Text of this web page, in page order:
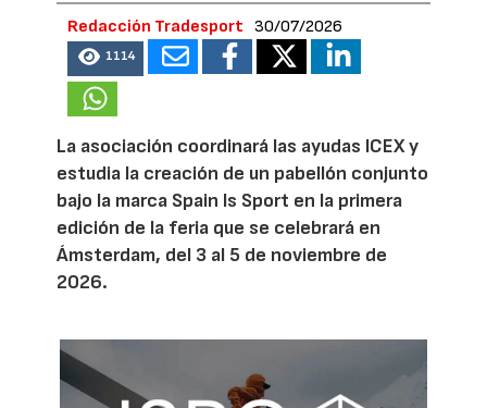
Redacción Tradesport 30/07/2026
1114
La asociación coordinará las ayudas ICEX y
estudia la creación de un pabellón conjunto
bajo la marca Spain Is Sport en la primera
edición de la feria que se celebrará en
Ámsterdam, del 3 al 5 de noviembre de
2026.